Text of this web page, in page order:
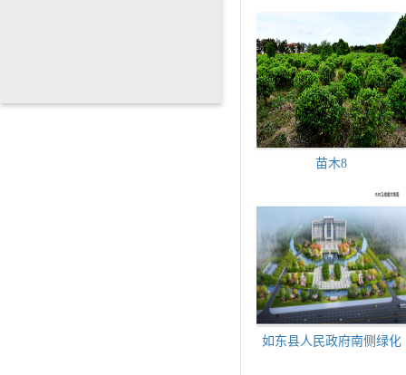
苗木8
如东县人民政府南侧绿化